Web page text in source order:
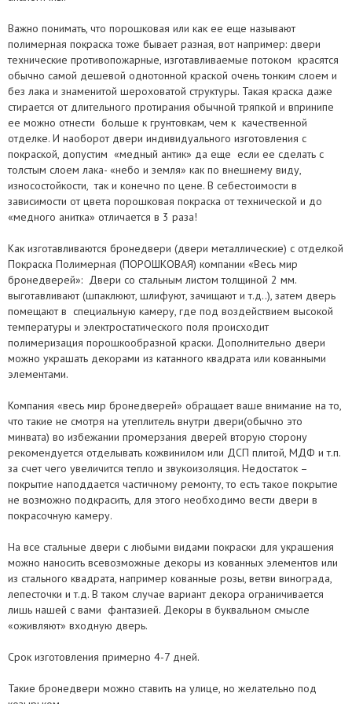
ознакомиться с входными дверями, обсудить все необходимые
вопросы и заключить договор на изготовление защитной
бронедвери.
Доставка дверей может осуществляться как перевозчиками,
например: Автолюкс, САТ и другими; так и нашими силами. Доставка
перевозчиком бронедвери в регионы Украины не входит в
стоимость наших входных дверей и оплачивается отдельно.
противопожарность, благодаря чему такая защитная дверь сможет
не только защищать вас от попытки взлома, но даже и от выстрелов
из огнестрельного оружия и пожара.
Чтобы быть уверенными в том, что вы получили действительно
бронедвери, изготовленные ТМ «Весь мир бронедверей»,
убедитесь в наличии следующего:
Договор на изготовление бронедвери с круглой мокрой печатью
компании «Весь мир бронедверей».
Паспорт на бронедвери, заполненный установщиками дверей и
заказчиком.
Маркировка продукции: фирменная бирка на коробке
Фирменный знак качества на наружном полотне бронедвери.
Важно понимать, что порошковая или как ее еще называют
полимерная покраска тоже бывает разная, вот например: двери
технические противопожарные, изготавливаемые потоком красятся
обычно самой дешевой однотонной краской очень тонким слоем и
без лака и знаменитой шероховатой структуры. Такая краска даже
стирается от длительного протирания обычной тряпкой и впринипе
ее можно отнести больше к грунтовкам, чем к качественной
отделке. И наоборот двери индивидуального изготовления с
покраской, допустим «медный антик» да еще если ее сделать с
толстым слоем лака- «небо и земля» как по внешнему виду,
износостойкости, так и конечно по цене. В себестоимости в
зависимости от цвета порошковая покраска от технической и до
«медного анитка» отличается в 3 раза!
Как изготавливаются бронедвери (двери металлические) с отделкой
Покраска Полимерная (ПОРОШКОВАЯ) компании «Весь мир
бронедверей»: Двери со стальным листом толщиной 2 мм.
выготавливают (шпаклюют, шлифуют, зачищают и т.д..), затем дверь
помещают в специальную камеру, где под воздействием высокой
температуры и электростатического поля происходит
полимеризация порошкообразной краски. Дополнительно двери
можно украшать декорами из катанного квадрата или кованными
элементами.
Компания «весь мир бронедверей» обращает ваше внимание на то,
что такие не смотря на утеплитель внутри двери(обычно это
минвата) во избежании промерзания дверей вторую сторону
рекомендуется отделывать кожвинилом или ДСП плитой, МДФ и т.п.
за счет чего увеличится тепло и звукоизоляция. Недостаток –
покрытие наподдается частичному ремонту, то есть такое покрытие
не возможно подкрасить, для этого необходимо вести двери в
покрасочную камеру.
На все стальные двери с любыми видами покраски для украшения
можно наносить всевозможные декоры из кованных элементов или
из стального квадрата, например кованные розы, ветви винограда,
лепесточки и т.д. В таком случае вариант декора ограничивается
лишь нашей с вами фантазией. Декоры в буквальном смысле
«оживляют» входную дверь.
Срок изготовления примерно 4-7 дней.
Такие бронедвери можно ставить на улице, но желательно под